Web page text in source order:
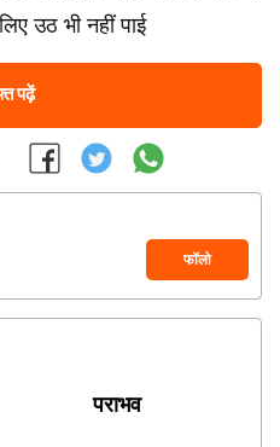
उठ भी नहीं पाई
पढ़ें
फॉलो
पराभव